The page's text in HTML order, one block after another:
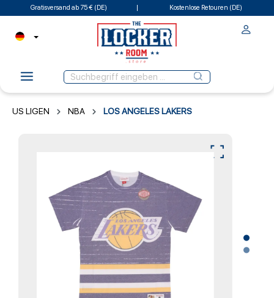
Gratisversand ab 75 € (DE) Kostenlose Retouren (DE)
US LIGEN NBA LOS ANGELES LAKERS